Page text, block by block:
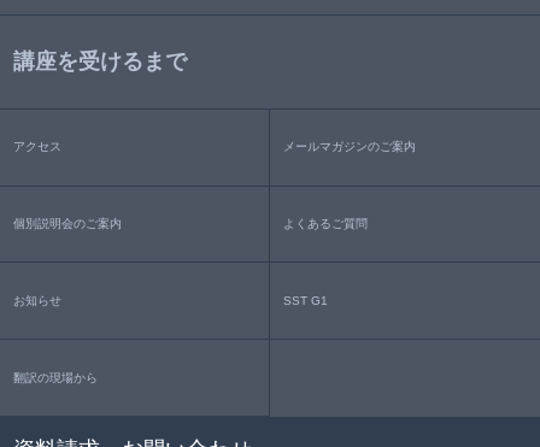
講座を受けるまで
アクセス メールマガジンのご案内
個別説明会のご案内 よくあるご質問
お知らせ SST G1
翻訳の現場から